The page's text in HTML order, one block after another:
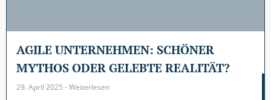
AGILE UNTERNEHMEN: SCHÖNER
MYTHOS ODER GELEBTE REALITÄT?
29. April 2025 - Weiterlesen